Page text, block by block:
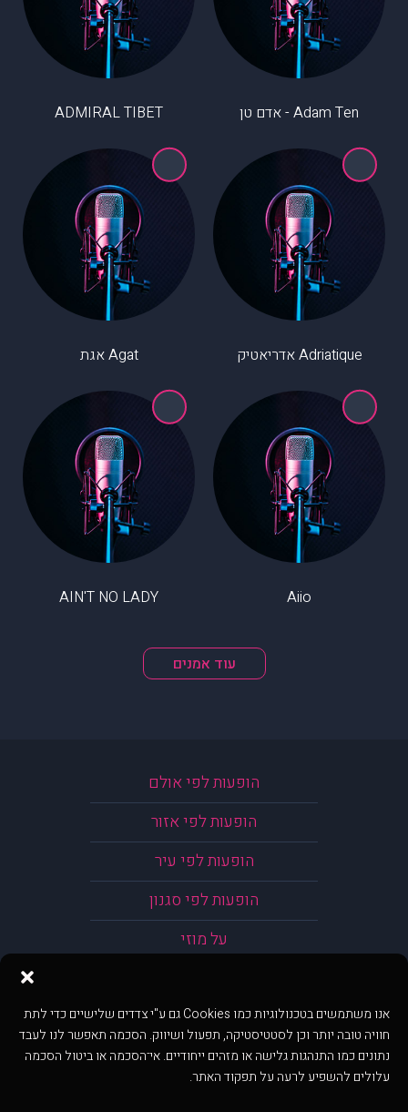
אנו משתמשים בטכנולוגיות כמו Cookies גם ע"י צדדים שלישיים כדי לתת
חוויה טובה יותר וכן לסטטיסטיקה, תפעול ושיווק. הסכמה תאפשר לנו לעבד
נתונים כמו התנהגות גלישה או מזהים ייחודיים. אי־הסכמה או ביטול הסכמה
עלולים להשפיע לרעה על תפקוד האתר.
Adam Ten - אדם טן ADMIRAL TIBET
Adriatique אדריאטיק Agat אגת
Aiio
AIN'T NO LADY
עוד אמנים
הופעות לפי אולם
הופעות לפי אזור
הופעות לפי עיר
הופעות לפי סגנון
על מוזי